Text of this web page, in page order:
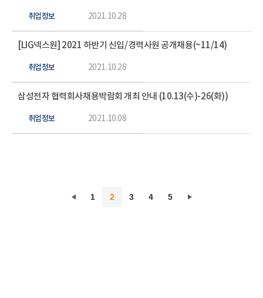
취업정보 2021.10.28
취업정보
[LIG넥스원] 2021 하반기 신입/경력사원 공개채용(~11/14)
2021.10.28
취업정보
삼성전자 협력회사채용박람회 개최 안내 (10.13(수)-26(화))
2021.10.08
1 2 3 4 5